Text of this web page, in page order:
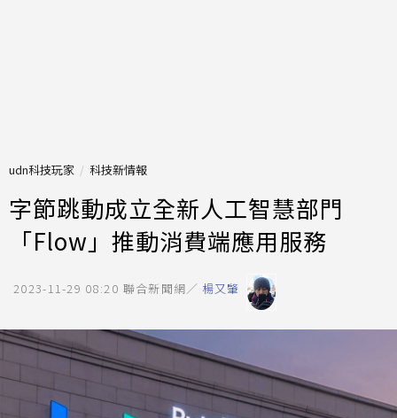
udn科技玩家 科技新情報
字節跳動成立全新人工智慧部門
「Flow」推動消費端應用服務
2023-11-29 08:20 聯合新聞網／ 楊又肇